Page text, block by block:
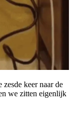
keer naar de
we zitten eigenlijk